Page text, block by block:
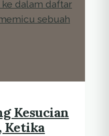
Kesucian
Ketika